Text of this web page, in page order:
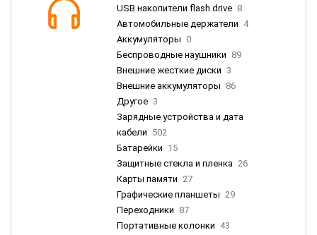
USB накопители flash drive 8
Автомобильные держатели 4
Аккумуляторы 0
Беспроводные наушники 89
Внешние жесткие диски 3
Внешние аккумуляторы 86
Другое 3
Зарядные устройства и дата
кабели 502
Батарейки 15
Защитные стекла и пленка 26
Карты памяти 27
Графические планшеты 29
Переходники 87
Портативные колонки 43